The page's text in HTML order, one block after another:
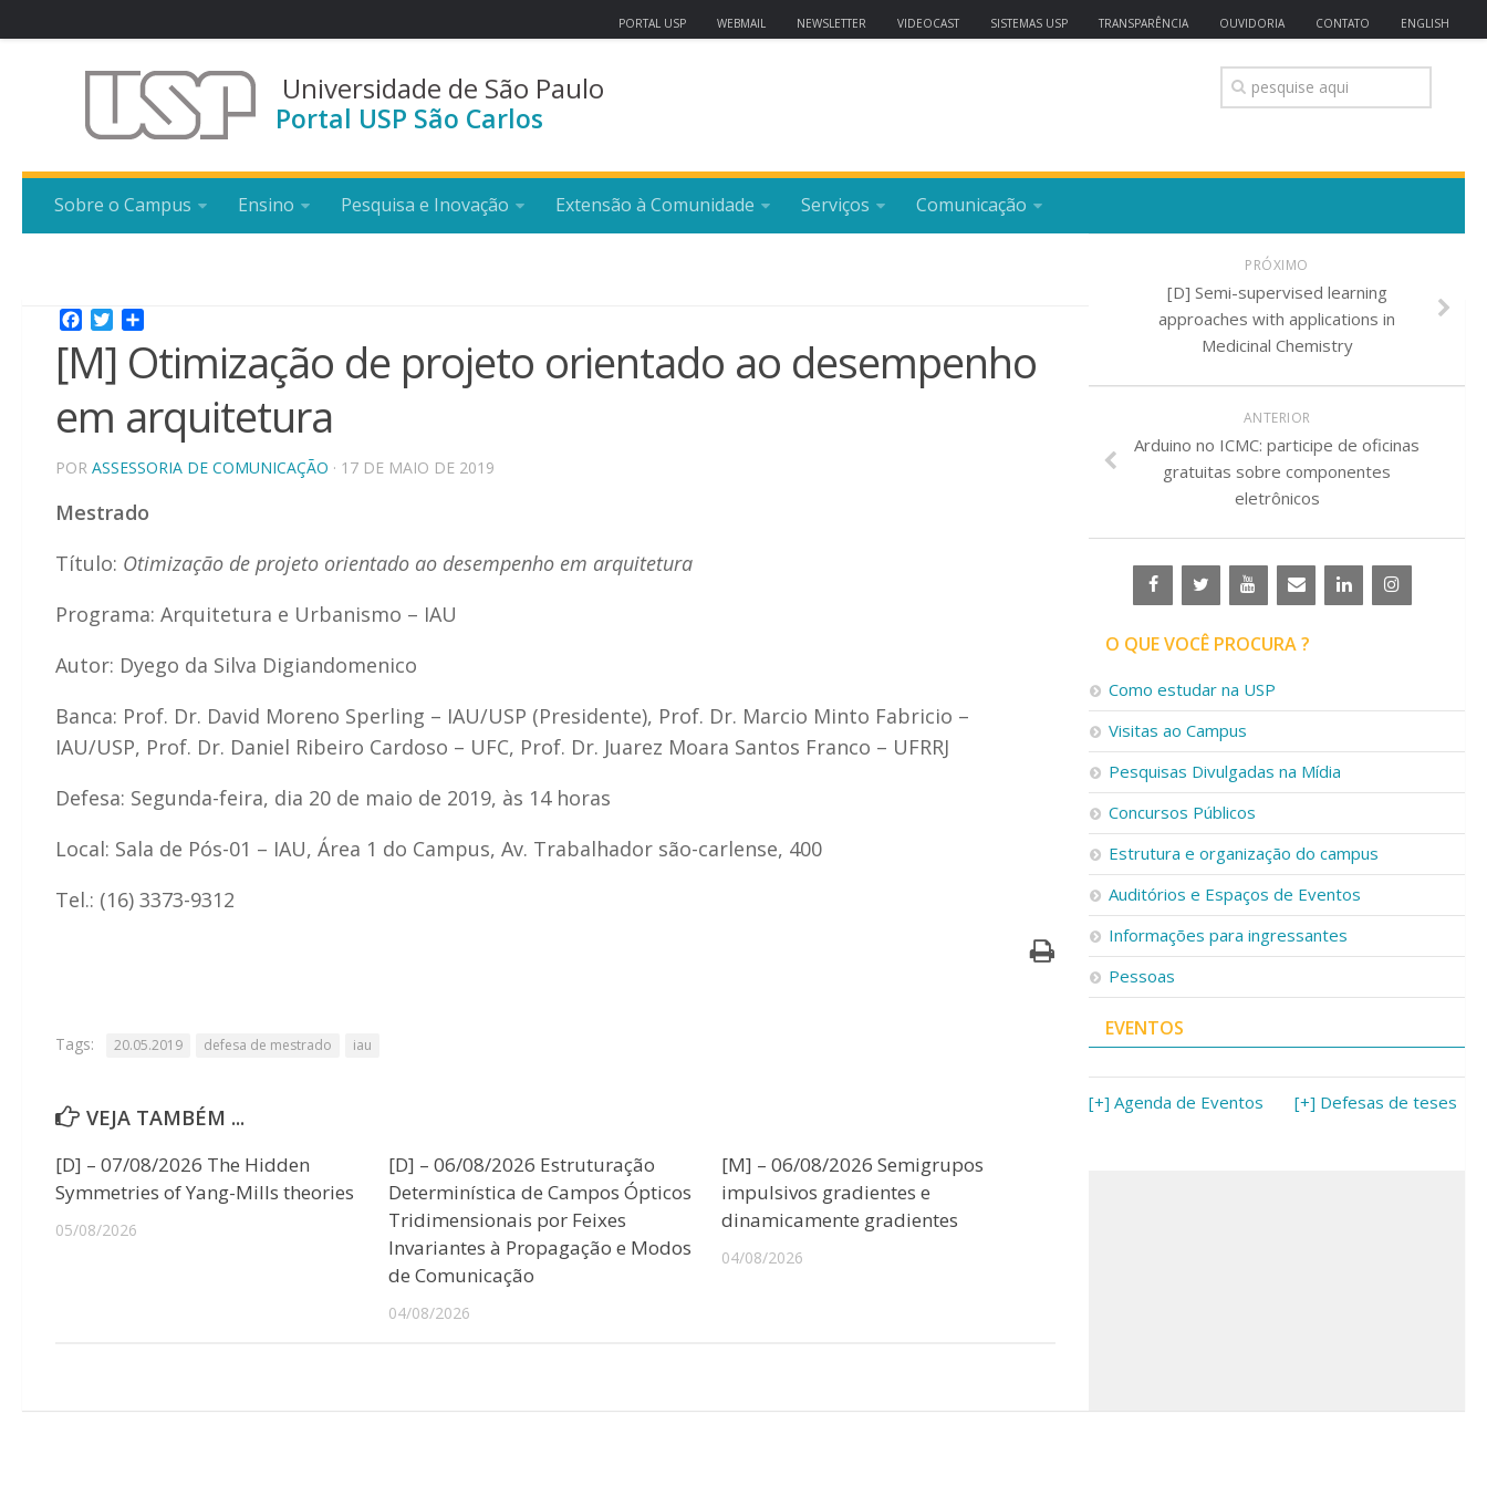
PORTAL USP WEBMAIL NEWSLETTER VIDEOCAST SISTEMAS USP TRANSPARÊNCIA OUVIDORIA CONTATO ENGLISH
Universidade de São Paulo
Portal USP São Carlos
Sobre o Campus Ensino Pesquisa e Inovação Extensão à Comunidade Serviços Comunicação
Facebook
Twitter
[M] Otimização de projeto orientado ao desempenho
em arquitetura
POR ASSESSORIA DE COMUNICAÇÃO · 17 DE MAIO DE 2019
Mestrado
Título: Otimização de projeto orientado ao desempenho em arquitetura
Programa: Arquitetura e Urbanismo – IAU
Autor: Dyego da Silva Digiandomenico
Banca: Prof. Dr. David Moreno Sperling – IAU/USP (Presidente), Prof. Dr. Marcio Minto Fabricio –
IAU/USP, Prof. Dr. Daniel Ribeiro Cardoso – UFC, Prof. Dr. Juarez Moara Santos Franco – UFRRJ
Defesa: Segunda-feira, dia 20 de maio de 2019, às 14 horas
Local: Sala de Pós-01 – IAU, Área 1 do Campus, Av. Trabalhador são-carlense, 400
Tel.: (16) 3373-9312
Tags: 20.05.2019 defesa de mestrado iau
VEJA TAMBÉM ...
[D] – 07/08/2026 The Hidden
Symmetries of Yang-Mills theories
05/08/2026
[D] – 06/08/2026 Estruturação
Determinística de Campos Ópticos
Tridimensionais por Feixes
Invariantes à Propagação e Modos
de Comunicação
04/08/2026
[M] – 06/08/2026 Semigrupos
impulsivos gradientes e
dinamicamente gradientes
04/08/2026
PRÓXIMO
[D] Semi-supervised learning
approaches with applications in
Medicinal Chemistry
ANTERIOR
Arduino no ICMC: participe de oficinas
gratuitas sobre componentes
eletrônicos
O QUE VOCÊ PROCURA ?
Como estudar na USP
Visitas ao Campus
Pesquisas Divulgadas na Mídia
Concursos Públicos
Estrutura e organização do campus
Auditórios e Espaços de Eventos
Informações para ingressantes
Pessoas
EVENTOS
[+] Agenda de Eventos [+] Defesas de teses